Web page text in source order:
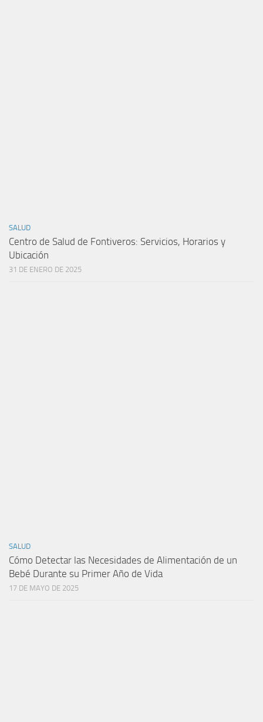
SALUD
Centro de Salud de Fontiveros: Servicios, Horarios y
Ubicación
31 DE ENERO DE 2025
SALUD
Cómo Detectar las Necesidades de Alimentación de un
Bebé Durante su Primer Año de Vida
17 DE MAYO DE 2025